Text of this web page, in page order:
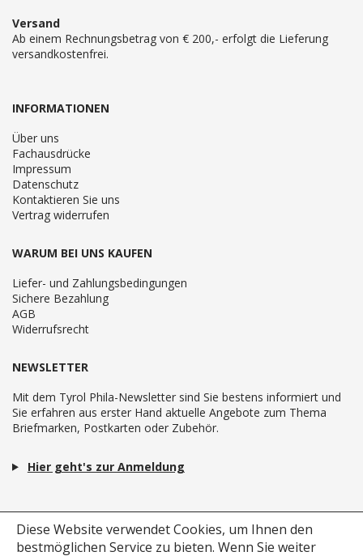
Diese Website verwendet Cookies, um Ihnen den
bestmöglichen Service zu bieten. Wenn Sie weiter
Versand
Ab einem Rechnungsbetrag von € 200,- erfolgt die Lieferung
versandkostenfrei.
INFORMATIONEN
Über uns
Fachausdrücke
Impressum
Datenschutz
Kontaktieren Sie uns
Vertrag widerrufen
WARUM BEI UNS KAUFEN
Liefer- und Zahlungsbedingungen
Sichere Bezahlung
AGB
Widerrufsrecht
NEWSLETTER
Mit dem Tyrol Phila-Newsletter sind Sie bestens informiert und
Sie erfahren aus erster Hand aktuelle Angebote zum Thema
Briefmarken, Postkarten oder Zubehör.
Hier geht's zur Anmeldung